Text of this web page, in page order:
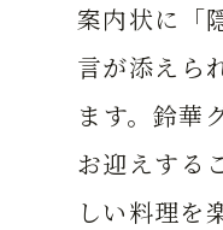
案内状に「
言が添えら
ます。鈴華
お迎えする
しい料理を